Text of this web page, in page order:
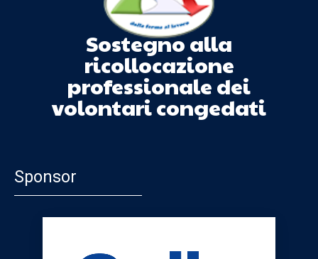
Sostegno alla
ricollocazione
professionale dei
volontari congedati
Sponsor